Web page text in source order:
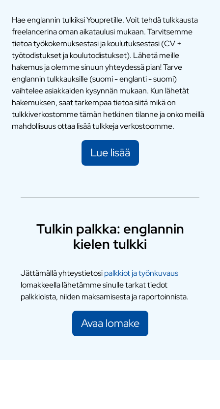
Hae englannin tulkiksi Youpretille. Voit tehdä tulkkausta
freelancerina oman aikataulusi mukaan. Tarvitsemme
tietoa työkokemuksestasi ja koulutuksestasi (CV +
työtodistukset ja koulutodistukset). Lähetä meille
hakemus ja olemme sinuun yhteydessä pian! Tarve
englannin tulkkauksille (suomi - englanti - suomi)
vaihtelee asiakkaiden kysynnän mukaan. Kun lähetät
hakemuksen, saat tarkempaa tietoa siitä mikä on
tulkkiverkostomme tämän hetkinen tilanne ja onko meillä
mahdollisuus ottaa lisää tulkkeja verkostoomme.
Lue lisää
Tulkin palkka: englannin
kielen tulkki
Jättämällä yhteystietosipalkkiot ja työnkuvaus
lomakkeella lähetämme sinulle tarkat tiedot
palkkioista, niiden maksamisesta ja raportoinnista.
Avaa lomake